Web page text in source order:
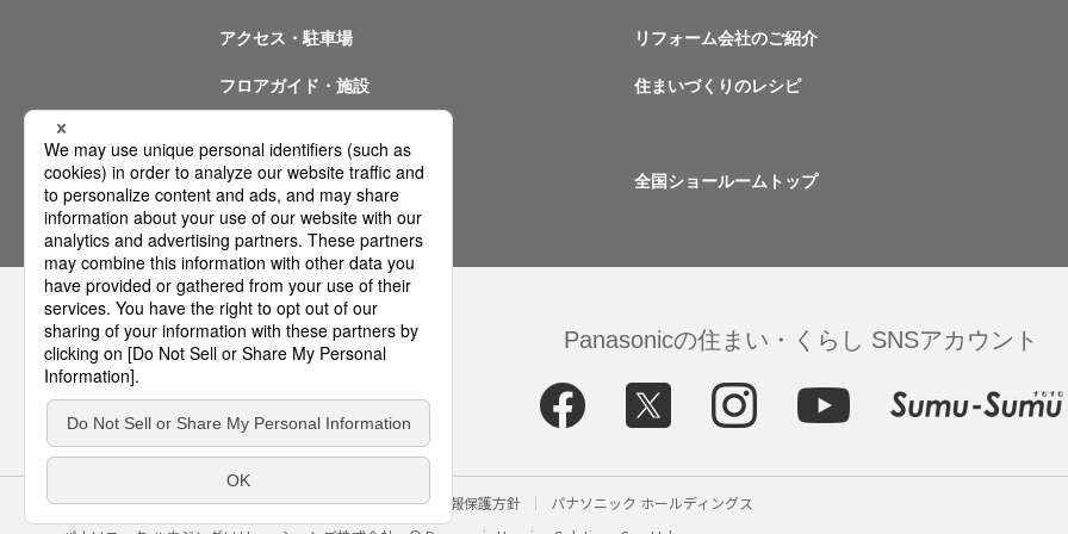
アクセス・駐車場
フロアガイド・施設
問い合わせ
リフォーム会社のご紹介
住まいづくりのレシピ
全国ショールームトップ
Panasonicの住まい・くらし SNSアカウント
サイトのご利用にあたって クッキーポリシー 個人情報保護方針 パナソニック ホールディングス